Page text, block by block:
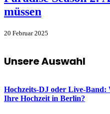
müssen
20 Februar 2025
Unsere Auswahl
Hochzeits-DJ oder Live-Band:
Ihre Hochzeit in Berlin?